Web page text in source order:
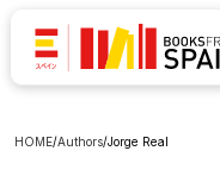
HOME/Authors/Jorge Real